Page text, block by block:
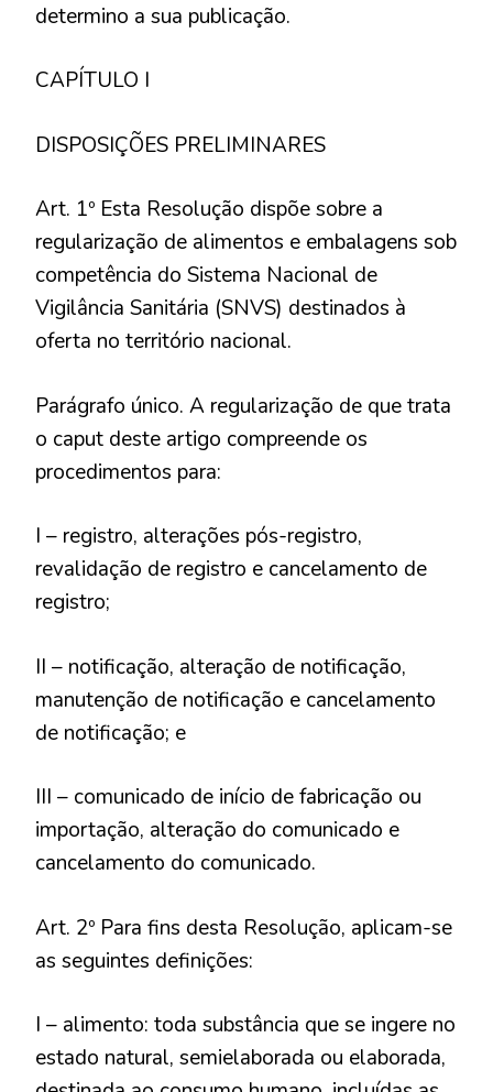
determino a sua publicação.
CAPÍTULO I
DISPOSIÇÕES PRELIMINARES
Art. 1º Esta Resolução dispõe sobre a
regularização de alimentos e embalagens sob
competência do Sistema Nacional de
Vigilância Sanitária (SNVS) destinados à
oferta no território nacional.
Parágrafo único. A regularização de que trata
o caput deste artigo compreende os
procedimentos para:
I – registro, alterações pós-registro,
revalidação de registro e cancelamento de
registro;
II – notificação, alteração de notificação,
manutenção de notificação e cancelamento
de notificação; e
III – comunicado de início de fabricação ou
importação, alteração do comunicado e
cancelamento do comunicado.
Art. 2º Para fins desta Resolução, aplicam-se
as seguintes definições:
I – alimento: toda substância que se ingere no
estado natural, semielaborada ou elaborada,